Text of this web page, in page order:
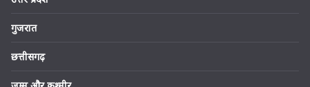
गुजरात
छत्तीसगढ़